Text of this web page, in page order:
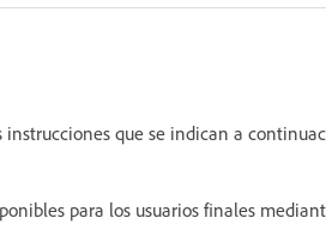
que se indican a
para los usuarios finales